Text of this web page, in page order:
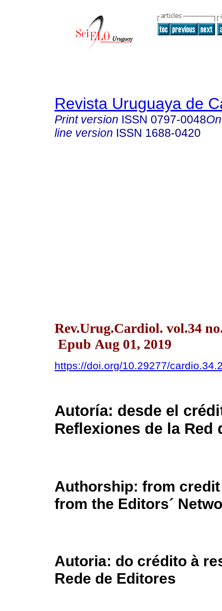
Revista Uruguaya de
Print version ISSN 0797-0048
line version ISSN 1688-0420
Rev.Urug.Cardiol. vol.34
Epub Aug 01, 2019
https://doi.org/10.29277/
Autoría: desde el
Reflexiones de la Red
Authorship: from
from the Editors´
Autoria: do crédito à
Rede de Editores